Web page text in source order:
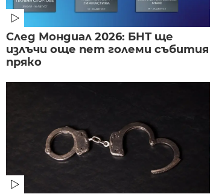
След Мондиал 2026: БНТ ще
излъчи още пет големи събития
пряко